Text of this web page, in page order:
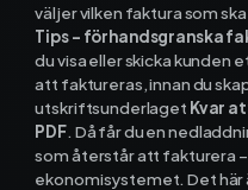
väljer vilken faktura som
Tips – förhandsgranska
du visa eller skicka kunden
att faktureras, innan du
utskriftsunderlaget Kvar
PDF. Då får du en
som återstår att fakturera
ekonomisystemet. Det här